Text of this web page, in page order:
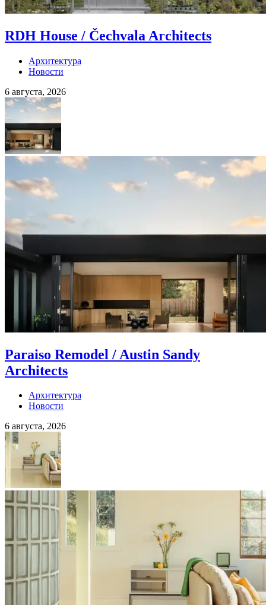
RDH House / Čechvala Architects
Архитектура
Новости
6 августа, 2026
Paraiso Remodel / Austin Sandy
Architects
Архитектура
Новости
6 августа, 2026